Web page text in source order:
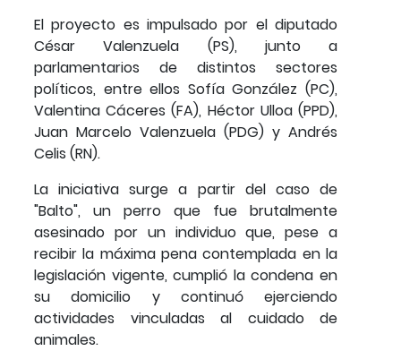
El proyecto es impulsado por el diputado
César Valenzuela (PS), junto a
parlamentarios de distintos sectores
políticos, entre ellos Sofía González (PC),
Valentina Cáceres (FA), Héctor Ulloa (PPD),
Juan Marcelo Valenzuela (PDG) y Andrés
Celis (RN).
La iniciativa surge a partir del caso de
"Balto", un perro que fue brutalmente
asesinado por un individuo que, pese a
recibir la máxima pena contemplada en la
legislación vigente, cumplió la condena en
su domicilio y continuó ejerciendo
actividades vinculadas al cuidado de
animales.